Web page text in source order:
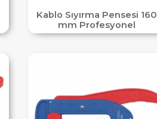
Kablo Sıyırma Pensesi 160
mm Profesyonel